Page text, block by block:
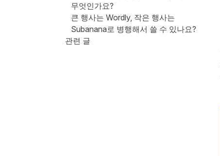
무엇인가요?
큰 행사는 Wordly, 작은 행사는
Subanana로 병행해서 쓸 수 있나요?
관련 글